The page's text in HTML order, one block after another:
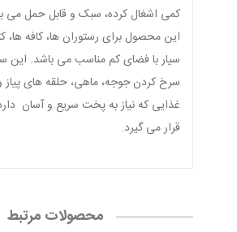
کمی اشغال کرده، سبک و قابل حمل می
این محصول برای رستوران ها، کافه ها،
سیار با فضای کم مناسب می باشد. این
سرخ کردن جوجه، ماهی، حلقه های پیاز
غذایی که نیاز به پخت سریع و آسان
قرار می گیرد.
محصولات مرتبط